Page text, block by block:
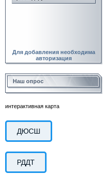
Для добавления необходима
авторизация
Наш опрос
интерактивная карта
ДЮСШ
РДДТ